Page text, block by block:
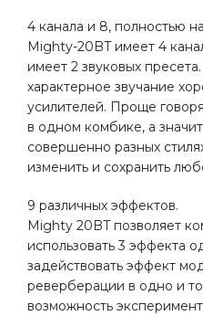
4 канала и 8, полностью
Mighty-20BT имеет 4
имеет 2 звуковых
характерное звучание
усилителей. Проще
в одном комбике, а
совершенно разных
изменить и сохранить
9 различных эффектов.
Mighty 20BT позволяет
использовать 3 эффекта
задействовать эффект
реверберации в одно и
возможность